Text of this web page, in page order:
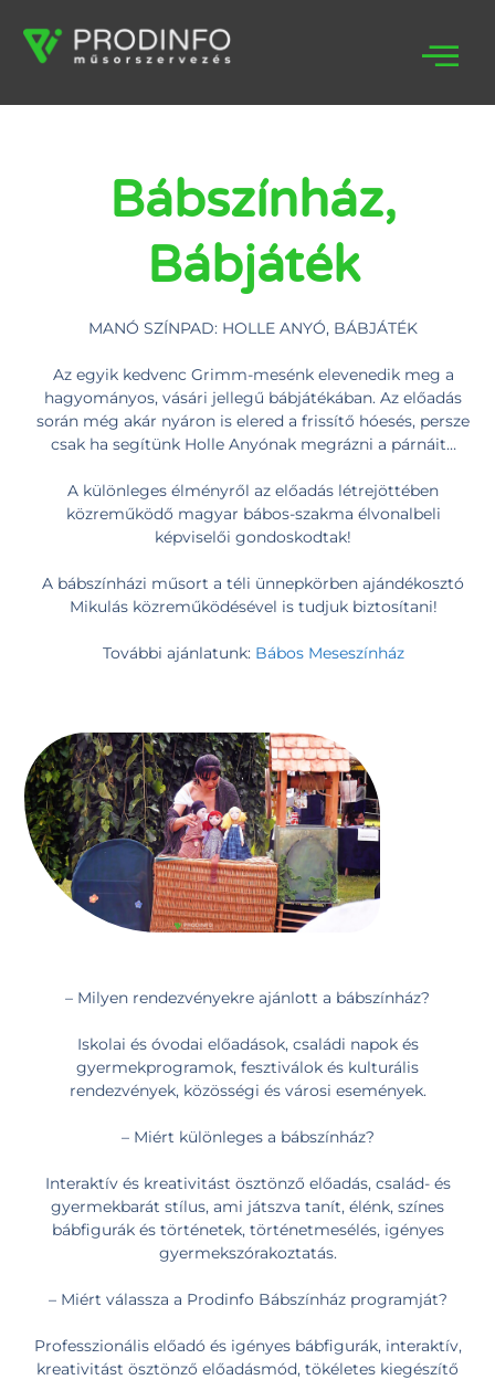
Bábszínház,
Bábjáték
MANÓ SZÍNPAD: HOLLE ANYÓ, BÁBJÁTÉK
Az egyik kedvenc Grimm-mesénk elevenedik meg a
hagyományos, vásári jellegű bábjátékában. Az előadás
során még akár nyáron is elered a frissítő hóesés, persze
csak ha segítünk Holle Anyónak megrázni a párnáit…
A különleges élményről az előadás létrejöttében
közreműködő magyar bábos-szakma élvonalbeli
képviselői gondoskodtak!
A bábszínházi műsort a téli ünnepkörben ajándékosztó
Mikulás közreműködésével is tudjuk biztosítani!
További ajánlatunk: Bábos Meseszínház
– Milyen rendezvényekre ajánlott a bábszínház?
Iskolai és óvodai előadások, családi napok és
gyermekprogramok, fesztiválok és kulturális
rendezvények, közösségi és városi események.
– Miért különleges a bábszínház?
Interaktív és kreativitást ösztönző előadás, család- és
gyermekbarát stílus, ami játszva tanít, élénk, színes
bábfigurák és történetek, történetmesélés, igényes
gyermekszórakoztatás.
– Miért válassza a Prodinfo Bábszínház programját?
Professzionális előadó és igényes bábfigurák, interaktív,
kreativitást ösztönző előadásmód, tökéletes kiegészítő